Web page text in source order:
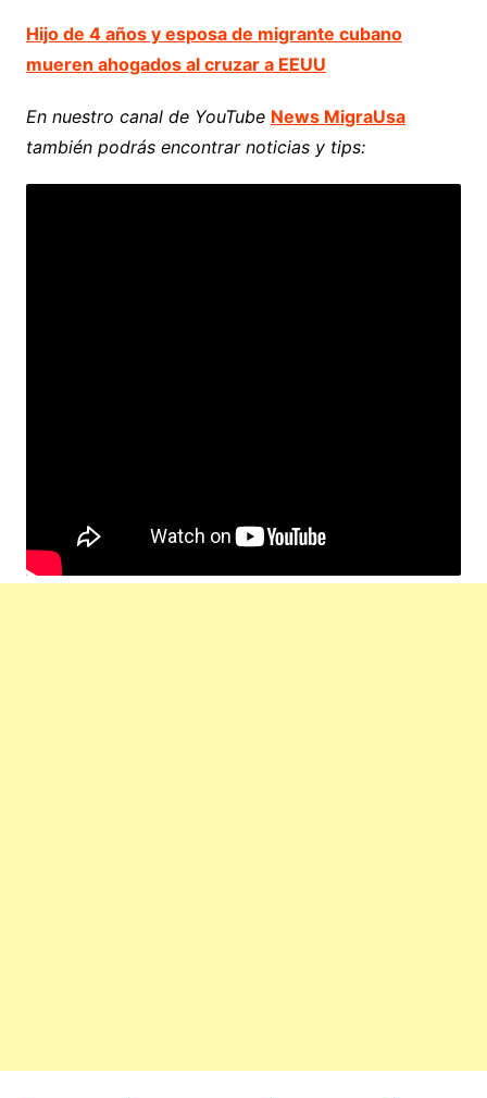
Hijo de 4 años y esposa de migrante cubano
mueren ahogados al cruzar a EEUU
En nuestro canal de YouTube News MigraUsa
también podrás encontrar noticias y tips: